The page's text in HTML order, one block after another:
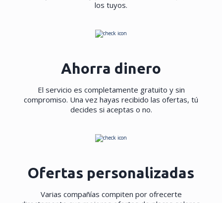
los tuyos.
Ahorra dinero
El servicio es completamente gratuito y sin
compromiso. Una vez hayas recibido las ofertas, tú
decides si aceptas o no.
Ofertas personalizadas
Varias compañías compiten por ofrecerte